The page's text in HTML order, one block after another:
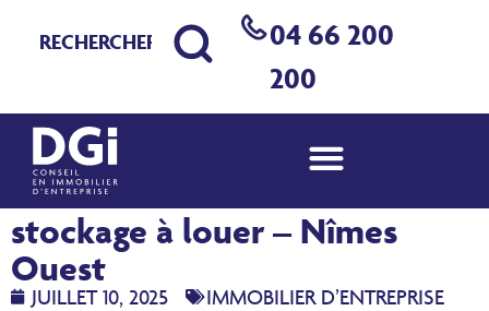
04 66 200
200
Nouveau local d’activité –
stockage à louer – Nîmes
Ouest
JUILLET 10, 2025 IMMOBILIER D’ENTREPRISE